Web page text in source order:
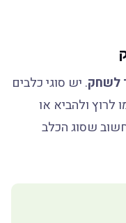
לשחק. יש סוגי כלבים
ולהביא או
שסוג הכלב